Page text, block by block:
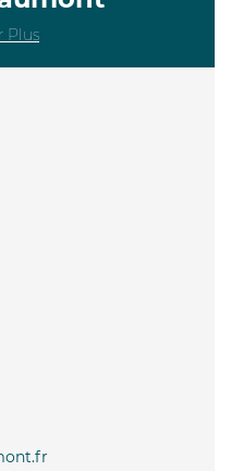
Plus